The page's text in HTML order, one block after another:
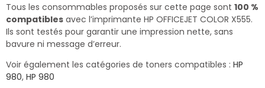
Tous les consommables proposés sur cette page sont 100 %
compatibles avec l’imprimante HP OFFICEJET COLOR X555.
Ils sont testés pour garantir une impression nette, sans
bavure ni message d’erreur.
Voir également les catégories de toners compatibles : HP
980, HP 980